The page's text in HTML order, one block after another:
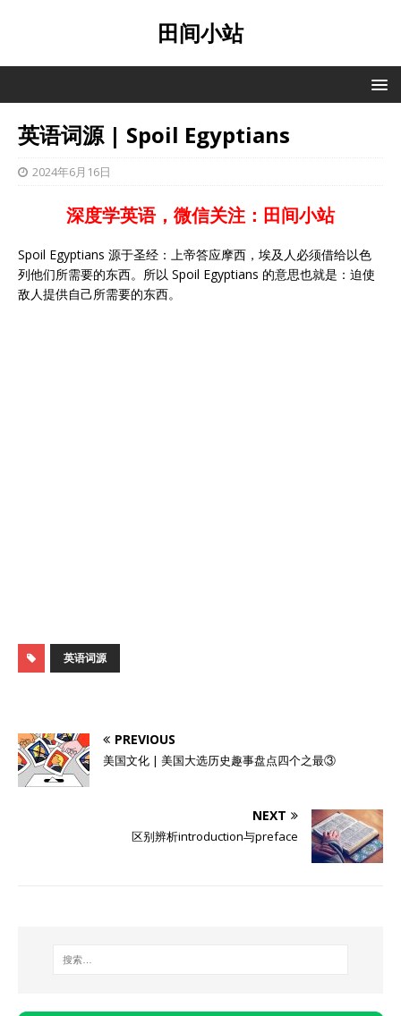
田间小站
英语词源 | Spoil Egyptians
2024年6月16日
深度学英语，微信关注：田间小站
Spoil Egyptians 源于圣经：上帝答应摩西，埃及人必须借给以色
列他们所需要的东西。所以 Spoil Egyptians 的意思也就是：迫使
敌人提供自己所需要的东西。
英语词源
PREVIOUS
美国文化 | 美国大选历史趣事盘点四个之最③
NEXT
区别辨析introduction与preface